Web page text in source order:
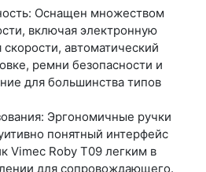
Оснащен множеством
включая электронную
автоматический
ремни безопасности и
для большинства типов
Эргономичные ручки
понятный интерфейс
Vimec Roby Т09 легким в
для сопровождающего.